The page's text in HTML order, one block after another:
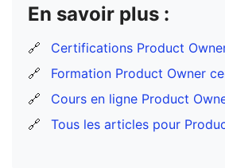
En savoir plus :
🔗
Certifications Product
🔗
Formation Product Owner
🔗
Cours en ligne Product
🔗
Tous les articles pour